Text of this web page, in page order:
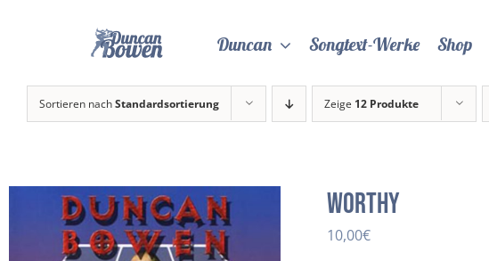
Duncan Songtext-Werke Shop
Sortieren nachStandardsortierung Zeige 12 Produkte
Worthy
10,00€